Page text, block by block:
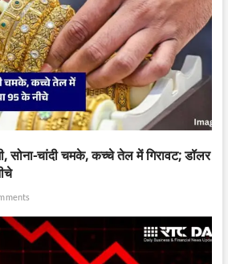
सोना-चांदी चमके, कच्चे तेल में गिरावट; डॉलर